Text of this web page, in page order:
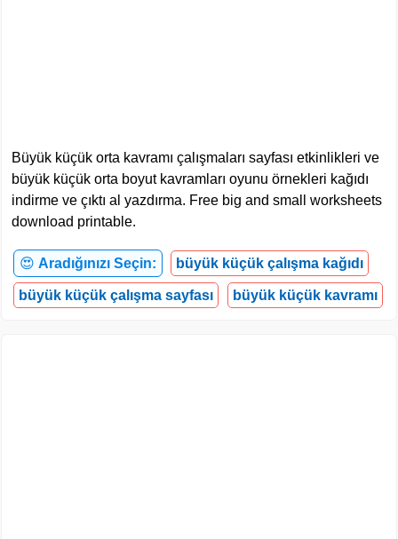
Büyük küçük orta kavramı çalışmaları sayfası etkinlikleri ve
büyük küçük orta boyut kavramları oyunu örnekleri kağıdı
indirme ve çıktı al yazdırma. Free big and small worksheets
download printable.
😍 Aradığınızı Seçin: büyük küçük çalışma kağıdı
büyük küçük çalışma sayfası büyük küçük kavramı